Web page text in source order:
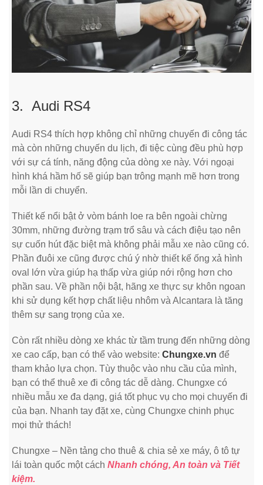
3. Audi RS4
Audi RS4 thích hợp không chỉ những chuyến đi công tác
mà còn những chuyến du lịch, đi tiệc cùng đều phù hợp
với sự cá tính, năng động của dòng xe này. Với ngoại
hình khá hầm hố sẽ giúp bạn trông mạnh mẽ hơn trong
mỗi lần di chuyển.
Thiết kế nổi bật ở vòm bánh loe ra bên ngoài chừng
30mm, những đường trạm trổ sâu và cách điệu tạo nên
sự cuốn hút đặc biệt mà không phải mẫu xe nào cũng có.
Phần đuôi xe cũng được chú ý nhờ thiết kế ống xả hình
oval lớn vừa giúp hạ thấp vừa giúp nới rộng hơn cho
phần sau. Về phần nội bật, hãng xe thực sự khôn ngoan
khi sử dụng kết hợp chất liệu nhôm và Alcantara là tăng
thêm sự sang trọng của xe.
Còn rất nhiều dòng xe khác từ tầm trung đến những dòng
xe cao cấp, bạn có thể vào website: Chungxe.vn để
tham khảo lựa chọn. Tùy thuộc vào nhu cầu của mình,
bạn có thể thuê xe đi công tác dễ dàng. Chungxe có
nhiều mẫu xe đa dạng, giá tốt phục vụ cho mọi chuyến đi
của bạn. Nhanh tay đặt xe, cùng Chungxe chinh phục
mọi thử thách!
Chungxe – Nền tảng cho thuê & chia sẻ xe máy, ô tô tự
lái toàn quốc một cách Nhanh chóng, An toàn và Tiết
kiệm.